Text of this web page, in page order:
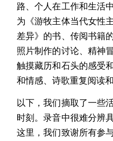
路、个人在工作和生活
为《游牧主体当代女性
差异》的书、传阅书籍
照片制作的讨论、精神
触摸藏历和石头的感受
和情感、诗歌重复阅读
以下，我们摘取了一些
时刻。录音中很难分辨
这里，我们致谢所有参